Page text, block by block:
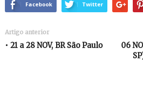
Facebook Twitter
Artigo anterior
• 21 a 28 NOV, BR São Paulo
06